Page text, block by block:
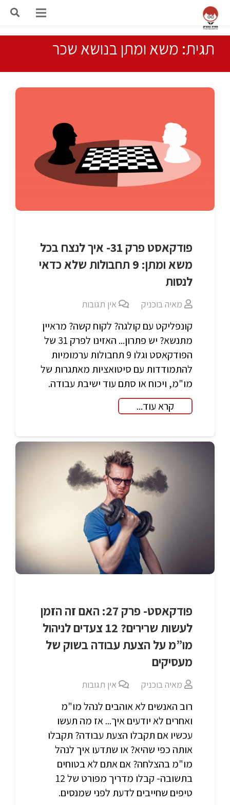
תגית: משא ומתן בנושא שכר
פודקאסט פרק 31- איך לנצח בכל
משא ומתן: 9 תחבולות שלא כדאי
לנסות
מאיה בוכניק אין תגובות
קונפליקט עם קולגה? לקוח קשה? מראיין
מתנשא? יש פתרון... האזינו לפרק 31 של
הפודקאסט וגלו 9 תחבולות ערמומיות
להתמודדות עם סיטואציות מאתגרות של
מו"מ, ויכוח או סתם עוד ישיבת עבודה.
קרא עוד...
פודקאסט- פרק 27: האם זה הזמן
לעשות שרירים? 12 צעדים לניהול
מו”מ על הצעת עבודה בשוק של
מעסיקים
מאיה בוכניק אין תגובות
רוב האנשים לא אוהבים לנהל מו"מ
ואחרים לא יודעים איך... אז מה תעשו
עכשיו אם תקבלו הצעת עבודה? תקבלו
אותה כפי שהיא? או שתדעו איך לנהל
מו"מ בהצלחה? אם אתם לא בטוחים
בתשובה- קבלו מדריך מפורט של 12
טיפים שחייבים לדעת לפני שמנסים.